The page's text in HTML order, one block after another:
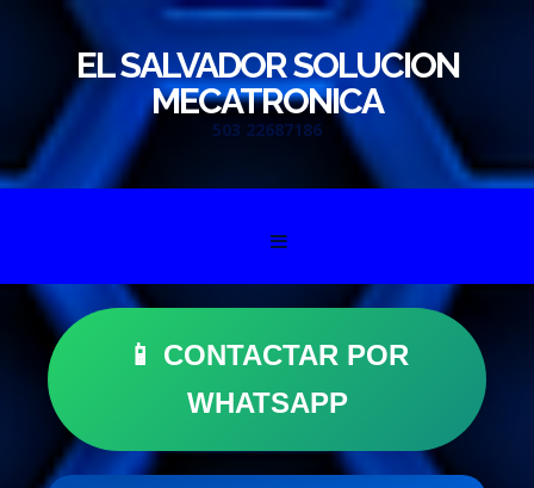
EL SALVADOR SOLUCION
MECATRONICA
503 22687186
Skip to content
📱 CONTACTAR POR
WHATSAPP